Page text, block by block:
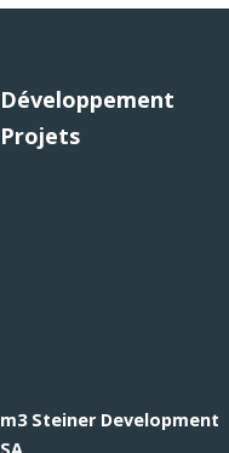
Développement
Projets
m3 Steiner Development